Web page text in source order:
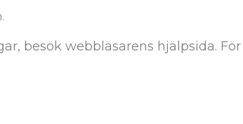
besök webbläsarens hjälpsida.